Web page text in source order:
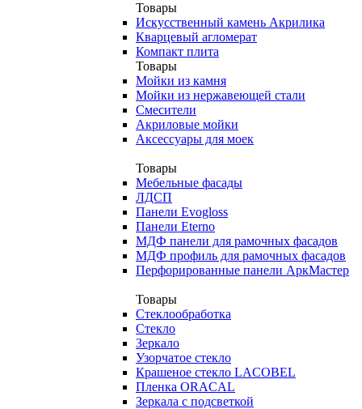
Товары
Искусственный камень Акрилика
Кварцевый агломерат
Компакт плита
Товары
Мойки из камня
Мойки из нержавеющей стали
Смесители
Акриловые мойки
Аксессуары для моек
Товары
Мебельные фасады
ЛДСП
Панели Evogloss
Панели Eterno
МДФ панели для рамочных фасадов
МДФ профиль для рамочных фасадов
Перфорированные панели АркМастер
Товары
Стеклообработка
Стекло
Зеркало
Узорчатое стекло
Крашеное стекло LACOBEL
Пленка ORACAL
Зеркала с подсветкой